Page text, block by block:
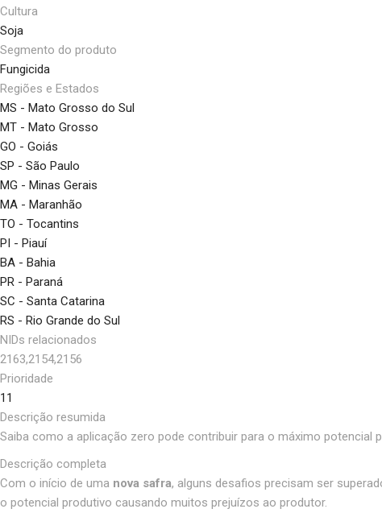
Cultura
Soja
Segmento do produto
Fungicida
Regiões e Estados
MS - Mato Grosso do Sul
MT - Mato Grosso
GO - Goiás
SP - São Paulo
MG - Minas Gerais
MA - Maranhão
TO - Tocantins
PI - Piauí
BA - Bahia
PR - Paraná
SC - Santa Catarina
RS - Rio Grande do Sul
NIDs relacionados
2163,2154,2156
Prioridade
11
Descrição resumida
Saiba como a aplicação zero pode contribuir para o máximo potencial
Descrição completa
Com o início de uma nova safra, alguns desafios precisam ser
o potencial produtivo causando muitos prejuízos ao produtor.